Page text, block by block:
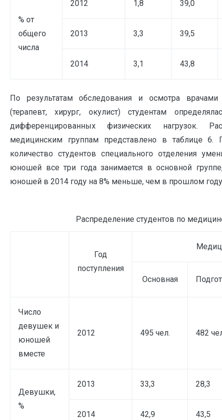
% от
общего
числа
2012 1,8 39,0
2013 3,3 39,5
2014 3,1 43,8
По результатам обследования и осмотра врачами
(терапевт, хирург, окулист) студентам
дифференцированных физических нагрузок.
медицинским группам представлено в таблице
количество студентов специального отделения
юношей все три года занимается в основной
юношей в 2014 году на 8% меньше, чем в прошлом
Распределение студентов по
Год
поступления
Основная
Число
девушек и
юношей
вместе
2012 495 чел. 482
Девушки,
%
2013 33,3 28,3
2014 42,9 43,5